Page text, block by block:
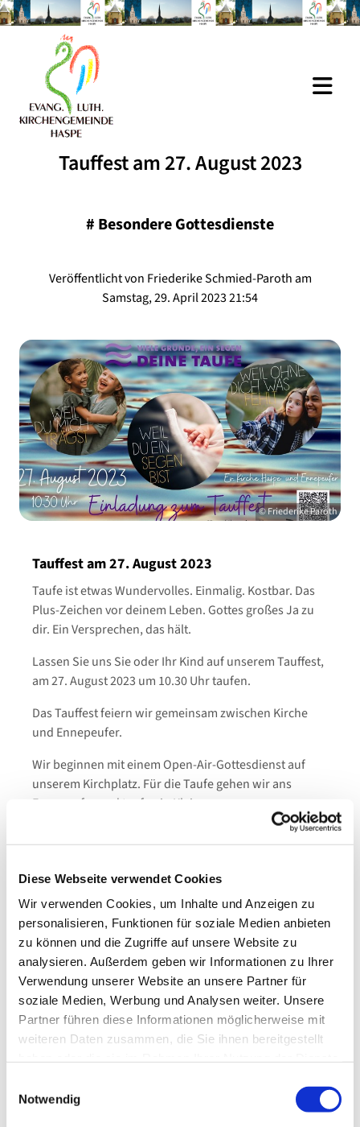
Diese Webseite verwendet Cookies
Wir verwenden Cookies, um Inhalte und Anzeigen zu
personalisieren, Funktionen für soziale Medien anbieten
zu können und die Zugriffe auf unsere Website zu
analysieren. Außerdem geben wir Informationen zu Ihrer
Verwendung unserer Website an unsere Partner für
soziale Medien, Werbung und Analysen weiter. Unsere
Partner führen diese Informationen möglicherweise mit
weiteren Daten zusammen, die Sie ihnen bereitgestellt
Notwendig
Tauffest am 27. August 2023
# Besondere Gottesdienste
Veröffentlicht von Friederike Schmied-Paroth am
Samstag, 29. April 2023 21:54
© Friederike Paroth
Tauffest am 27. August 2023
Taufe ist etwas Wundervolles. Einmalig. Kostbar. Das
Plus-Zeichen vor deinem Leben. Gottes großes Ja zu
dir. Ein Versprechen, das hält.
Lassen Sie uns Sie oder Ihr Kind auf unserem Tauffest,
am 27. August 2023 um 10.30 Uhr taufen.
Das Tauffest feiern wir gemeinsam zwischen Kirche
und Ennepeufer.
Wir beginnen mit einem Open-Air-Gottesdienst auf
unserem Kirchplatz. Für die Taufe gehen wir ans
Ennepeufer und taufen in Kleingruppen.
Anschließend laden wir zu einem Fest mit Speisen,
Gemeindezentrum ein.
Melden Sie sich gerne direkthieronline an oder
kontaktieren Sie bei Fragen unsere Pfarrerinnen,
unsern Pfarrer oder unser Gemeindebüro.
Wir freuen uns darauf mit Ihnen Taufe zu feiern!